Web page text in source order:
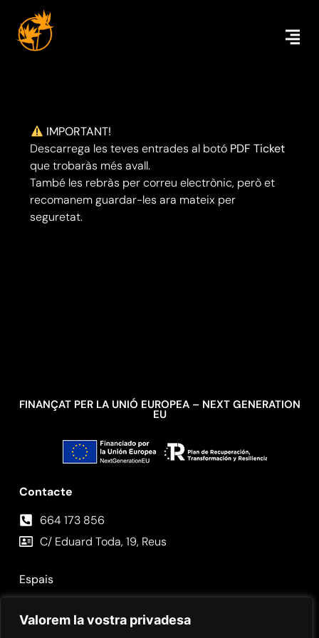
Valorem la vostra privadesa
IMPORTANT!
Descarrega les teves entrades al botó PDF Ticket
que trobaràs més avall.
També les rebràs per correu electrònic, però et
recomanem guardar-les ara mateix per
seguretat.
Espais
Contacte
664 173 856⁣
C/ Eduard Toda, 19, Reus
FINANÇAT PER LA UNIÓ EUROPEA – NEXT GENERATION
EU